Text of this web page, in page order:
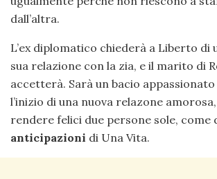
dall’altra.
L’ex diplomatico chiederà a Liberto di
sua relazione con la zia, e il marito di
accetterà. Sarà un bacio
l’inizio di una nuova relazone
rendere felici due persone sole, come
anticipazioni di Una Vita.